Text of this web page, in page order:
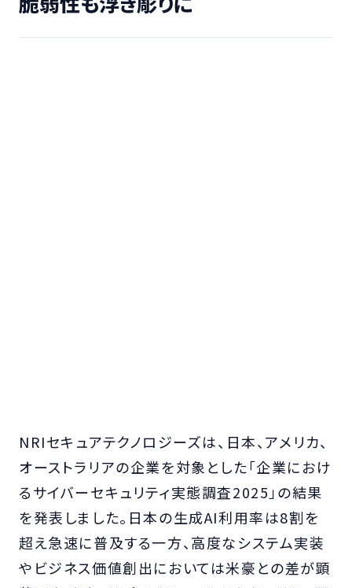
NRIセキュアテクノロジーズは、日本、アメリカ、
オーストラリアの企業を対象とした「企業におけ
るサイバーセキュリティ実態調査2025」の結果
を発表しました。日本の生成AI利用率は8割を
超え急速に普及する一方、高度なシステム実装
やビジネス価値創出においては米豪との差が顕